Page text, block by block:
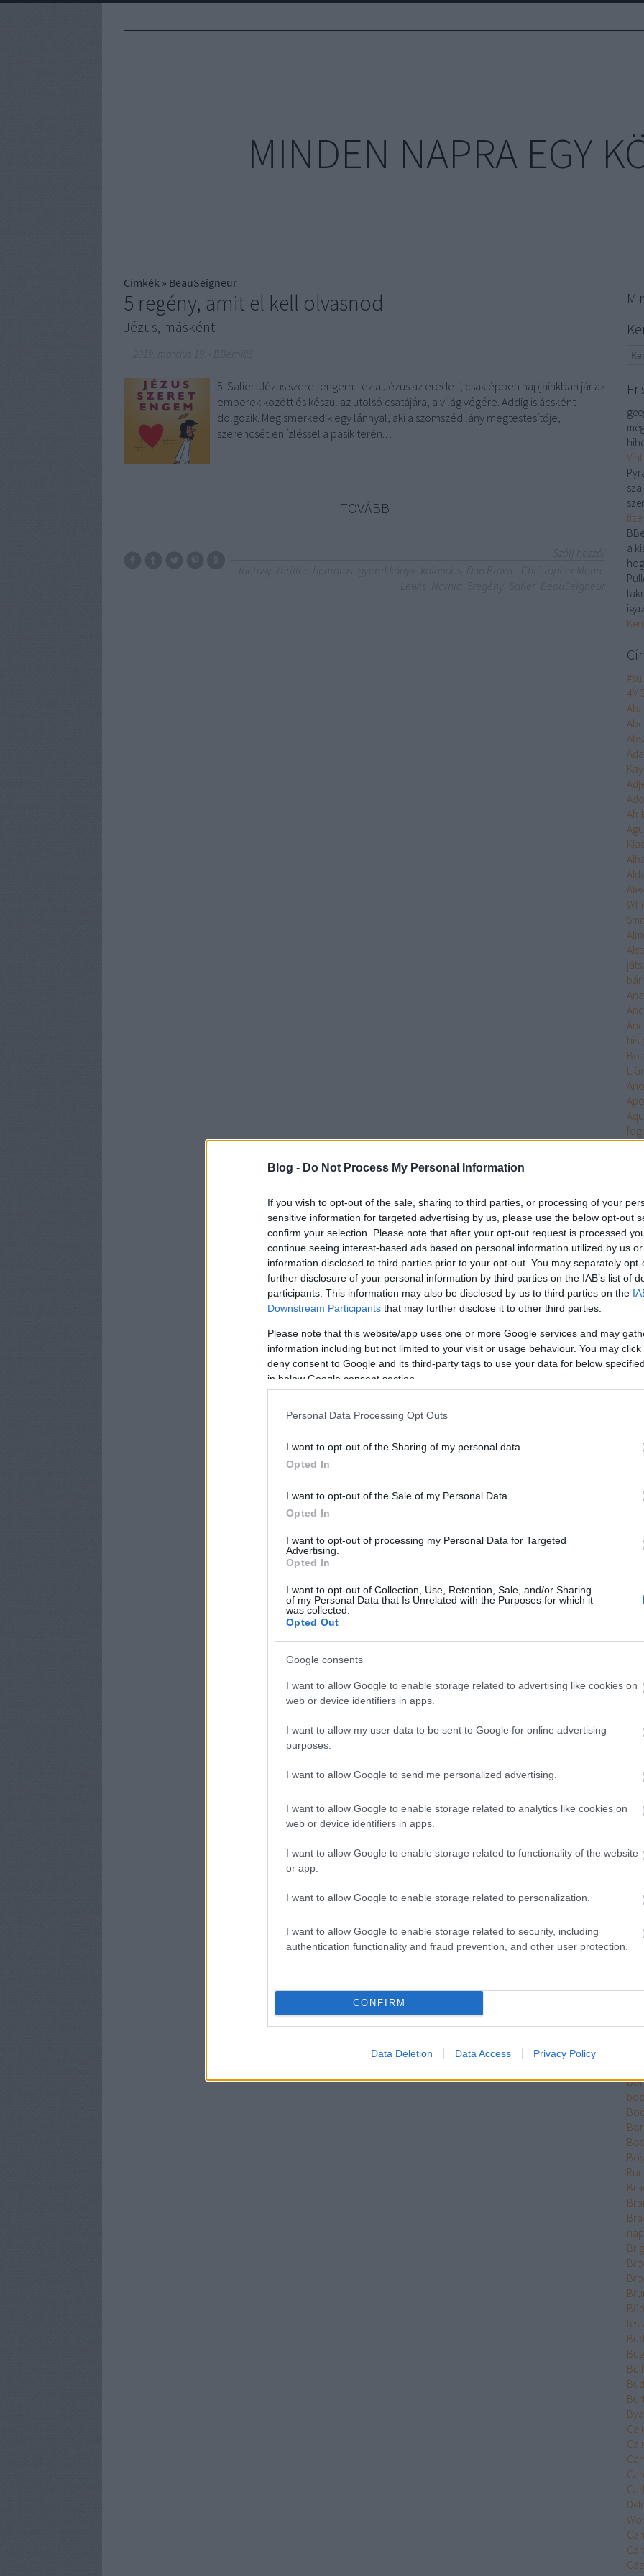
Blog - Do Not Process My Personal Information
If you wish to opt-out of the sale, sharing to third parties, or processing of your
sensitive information for targeted advertising by us, please use the below opt-out
confirm your selection. Please note that after your opt-out request is processed
continue seeing interest-based ads based on personal information utilized by us
information disclosed to third parties prior to your opt-out. You may separately
further disclosure of your personal information by third parties on the IAB’s list of
participants. This information may also be disclosed by us to third parties on the
Downstream Participants that may further disclose it to other third parties.
Please note that this website/app uses one or more Google services and may
information including but not limited to your visit or usage behaviour. You may
deny consent to Google and its third-party tags to use your data for below
in below Google consent section.
Personal Data Processing Opt Outs
I want to opt-out of the Sharing of my personal data.
Opted In
I want to opt-out of the Sale of my Personal Data.
Opted In
I want to opt-out of processing my Personal Data for Targeted
Advertising.
Opted In
I want to opt-out of Collection, Use, Retention, Sale, and/or Sharing
of my Personal Data that Is Unrelated with the Purposes for which it
was collected.
Opted Out
Google consents
I want to allow Google to enable storage related to advertising like cookies on
web or device identifiers in apps.
I want to allow my user data to be sent to Google for online advertising
purposes.
I want to allow Google to send me personalized advertising.
I want to allow Google to enable storage related to analytics like cookies on
web or device identifiers in apps.
I want to allow Google to enable storage related to functionality of the website
or app.
I want to allow Google to enable storage related to personalization.
I want to allow Google to enable storage related to security, including
authentication functionality and fraud prevention, and other user protection.
CONFIRM
Data Deletion Data Access Privacy Policy
MINDEN NAPRA EGY
Címkék » BeauSeigneur
5 regény, amit el kell olvasnod
Jézus, másként
5: Safier: Jézus szeret engem - ez a Jézus az eredeti, csak éppen napjainkban jár az
emberek között és készül az utolsó csatájára, a világ végére. Addig is ácsként
dolgozik. Megismerkedik egy lánnyal, aki a szomszéd lány megtestesítője,
szerencsétlen ízléssel a pasik terén.…
TOVÁBB
a
Kay
Awad
A